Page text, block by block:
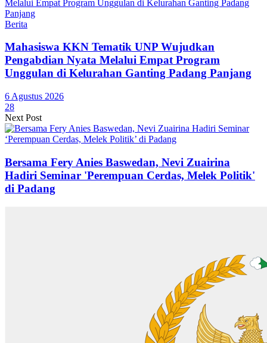
Berita
Mahasiswa KKN Tematik UNP Wujudkan
Pengabdian Nyata Melalui Empat Program
Unggulan di Kelurahan Ganting Padang Panjang
6 Agustus 2026
28
Next Post
Bersama Fery Anies Baswedan, Nevi Zuairina
Hadiri Seminar 'Perempuan Cerdas, Melek Politik'
di Padang